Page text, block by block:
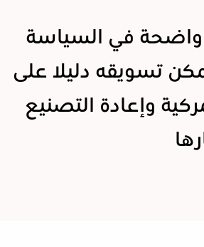
واضحة في السياسة
تسويقه دليلا على
وإعادة التصنيع